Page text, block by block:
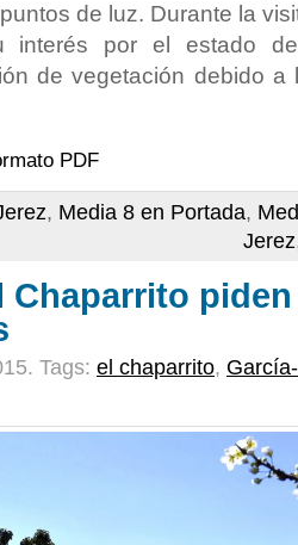
de luz. Durante la
interés por el estado
de vegetación debido a
PDF
, Media 8 en Portada,
Jerez
Chaparrito
Tags: el chaparrito,